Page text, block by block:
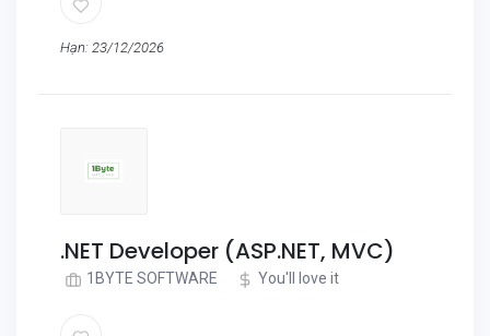
Hạn: 23/12/2026
.NET Developer (ASP.NET, MVC)
1BYTE SOFTWARE You'll love it